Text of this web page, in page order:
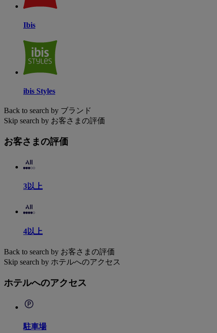
Ibis
ibis Styles
Back to search by ブランド
Skip search by お客さまの評価
お客さまの評価
3以上
4以上
Back to search by お客さまの評価
Skip search by ホテルへのアクセス
ホテルへのアクセス
駐車場